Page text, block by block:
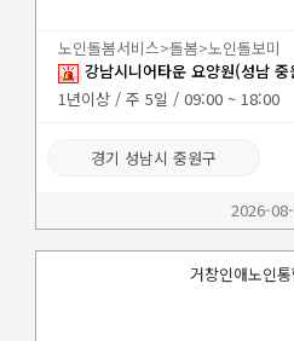
노인돌봄서비스>돌봄>노인돌보미
강남시니어타운 요양원(성남
1년이상 / 주 5일 / 09:00 ~ 18:00
경기 성남시 중원구
2026-
거창인애노인